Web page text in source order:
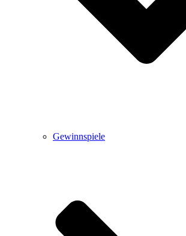
Gewinnspiele